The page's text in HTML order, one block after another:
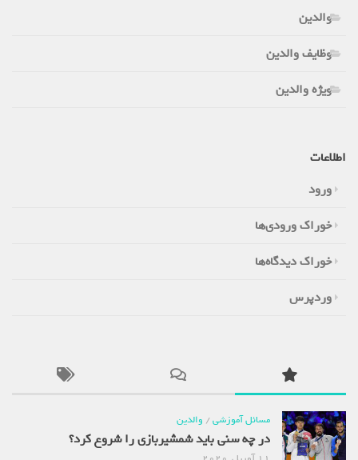
والدین
وظایف والدین
ویژه والدین
اطلاعات
ورود
خوراک ورودی‌ها
خوراک دیدگاه‌ها
وردپرس
مسائل آموزشی/والدین
در چه سنی باید شمشیربازی را شروع کرد؟